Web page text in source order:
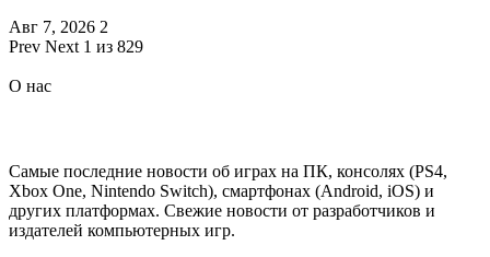
Авг 7, 2026 2
Prev Next 1 из 829
О нас
Самые последние новости об играх на ПК, консолях (PS4,
Xbox One, Nintendo Switch), смартфонах (Android, iOS) и
других платформах. Свежие новости от разработчиков и
издателей компьютерных игр.